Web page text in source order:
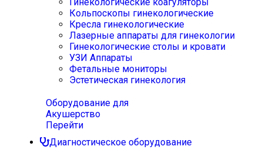
Кольпоскопы гинекологические
Кресла гинекологические
Лазерные аппараты для гинекологии
Гинекологические столы и кровати
УЗИ Аппараты
Фетальные мониторы
Эстетическая гинекология
Оборудование для
Акушерство
Перейти
Диагностическое оборудование